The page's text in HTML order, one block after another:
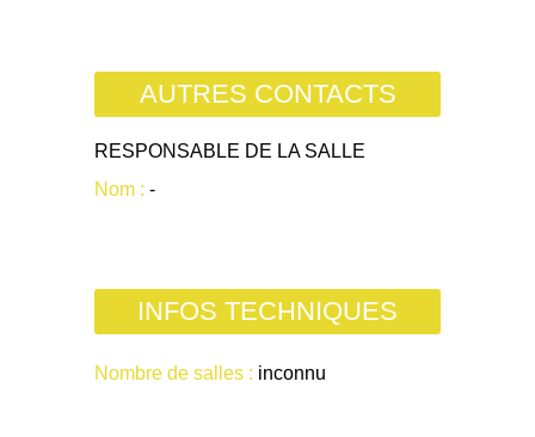
AUTRES CONTACTS
RESPONSABLE DE LA SALLE
Nom : -
INFOS TECHNIQUES
Nombre de salles : inconnu